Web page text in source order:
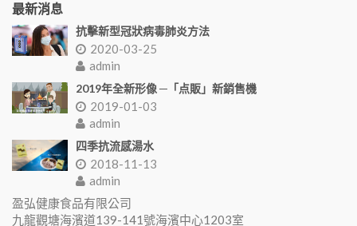
最新消息
抗擊新型冠狀病毒肺炎方法
2020-03-25
admin
2019年全新形像 ─「点販」新銷售機
2019-01-03
admin
四季抗流感湯水
2018-11-13
admin
盈弘健康食品有限公司
九龍觀塘海濱道139-141號海濱中心1203室